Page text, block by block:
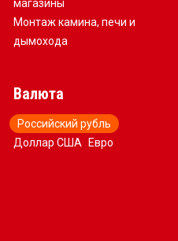
магазины
Монтаж камина, печи и
дымохода
Валюта
Российский рубль
Доллар США
Евро